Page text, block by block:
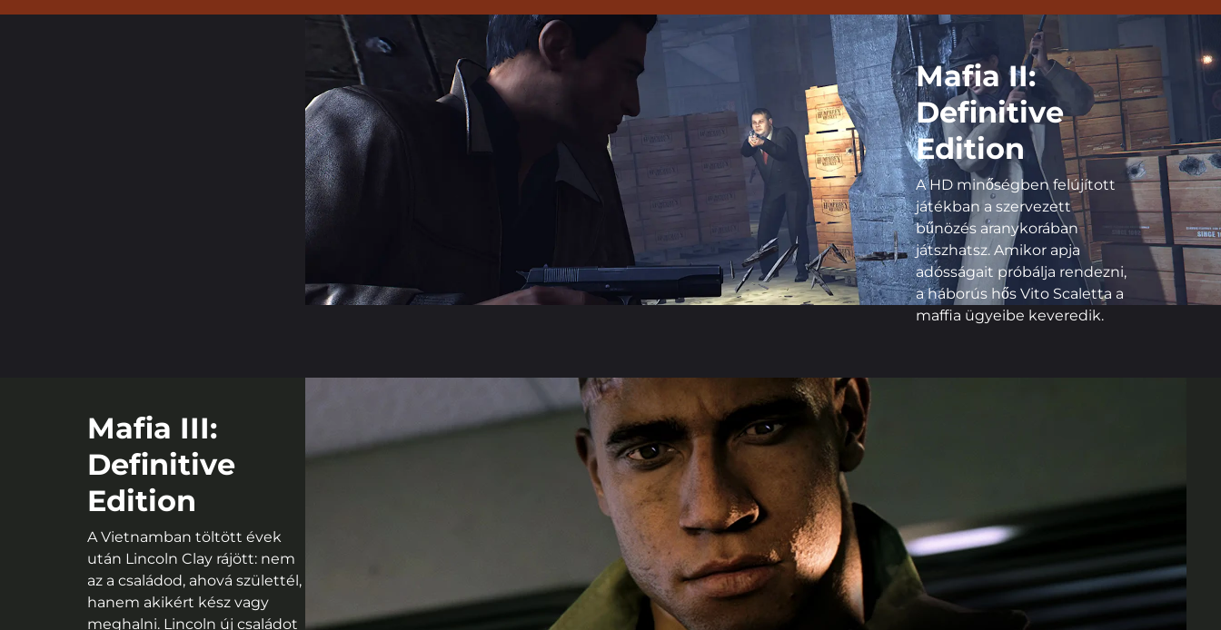
Mafia II:
Definitive
Edition
A HD minőségben felújított
játékban a szervezett
bűnözés aranykorában
játszhatsz. Amikor apja
adósságait próbálja rendezni,
a háborús hős Vito Scaletta a
maffia ügyeibe keveredik.
Mafia III:
Definitive
Edition
A Vietnamban töltött évek
után Lincoln Clay rájött: nem
az a családod, ahová születtél,
hanem akikért kész vagy
meghalni. Lincoln új családot